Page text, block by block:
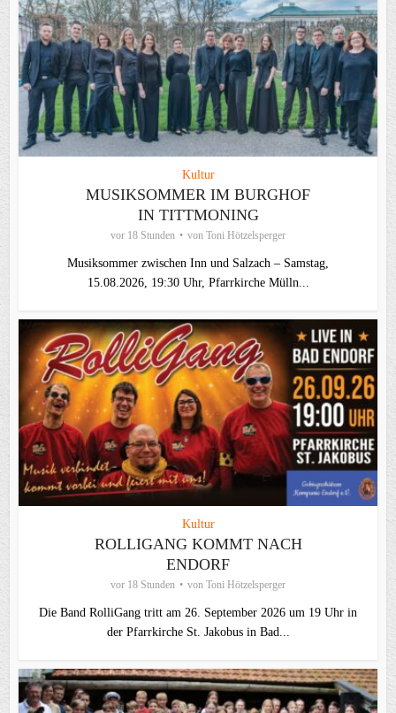
Kultur
MUSIKSOMMER IM BURGHOF
IN TITTMONING
vor 18 Stunden von Toni Hötzelsperger
Musiksommer zwischen Inn und Salzach – Samstag,
15.08.2026, 19:30 Uhr, Pfarrkirche Mülln...
Kultur
ROLLIGANG KOMMT NACH
ENDORF
vor 18 Stunden von Toni Hötzelsperger
Die Band RolliGang tritt am 26. September 2026 um 19 Uhr in
der Pfarrkirche St. Jakobus in Bad...